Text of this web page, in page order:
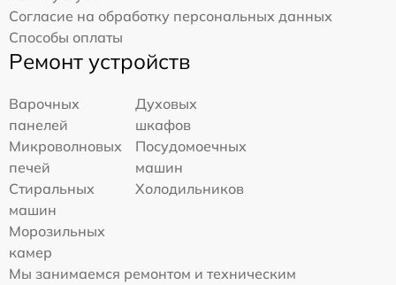
Согласие на обработку персональных данных
Способы оплаты
Ремонт устройств
Варочных
панелей
Духовых
шкафов
Микроволновых
печей
Посудомоечных
машин
Стиральных
машин
Холодильников
Морозильных
камер
Мы занимаемся ремонтом и техническим